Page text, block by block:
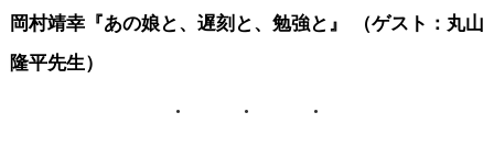
岡村靖幸『あの娘と、遅刻と、勉強と』
（ゲスト：丸山
隆平先生）